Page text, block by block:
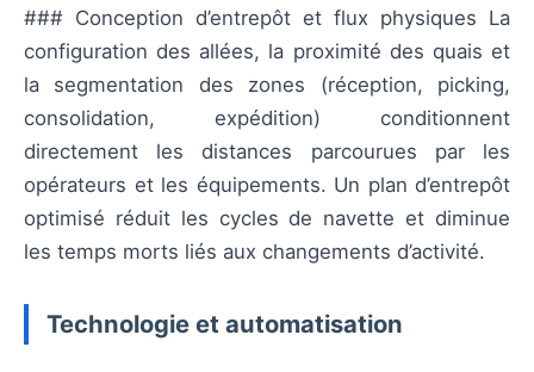
### Conception d’entrepôt et flux physiques La
configuration des allées, la proximité des quais et
la segmentation des zones (réception, picking,
consolidation, expédition) conditionnent
directement les distances parcourues par les
opérateurs et les équipements. Un plan d’entrepôt
optimisé réduit les cycles de navette et diminue
les temps morts liés aux changements d’activité.
Technologie et automatisation